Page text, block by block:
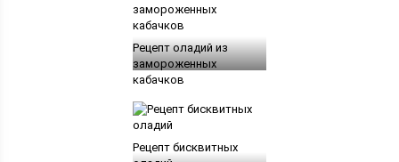
Рецепт оладий из
замороженных
кабачков
Рецепт бисквитных